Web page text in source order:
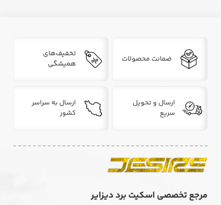
ضمانت محصولات
تخفیف‌های
همیشگی
ارسال و تحویل
سریع
ارسال به سراسر
کشور
مرجع تخصصی اسکیت برد دیزایر